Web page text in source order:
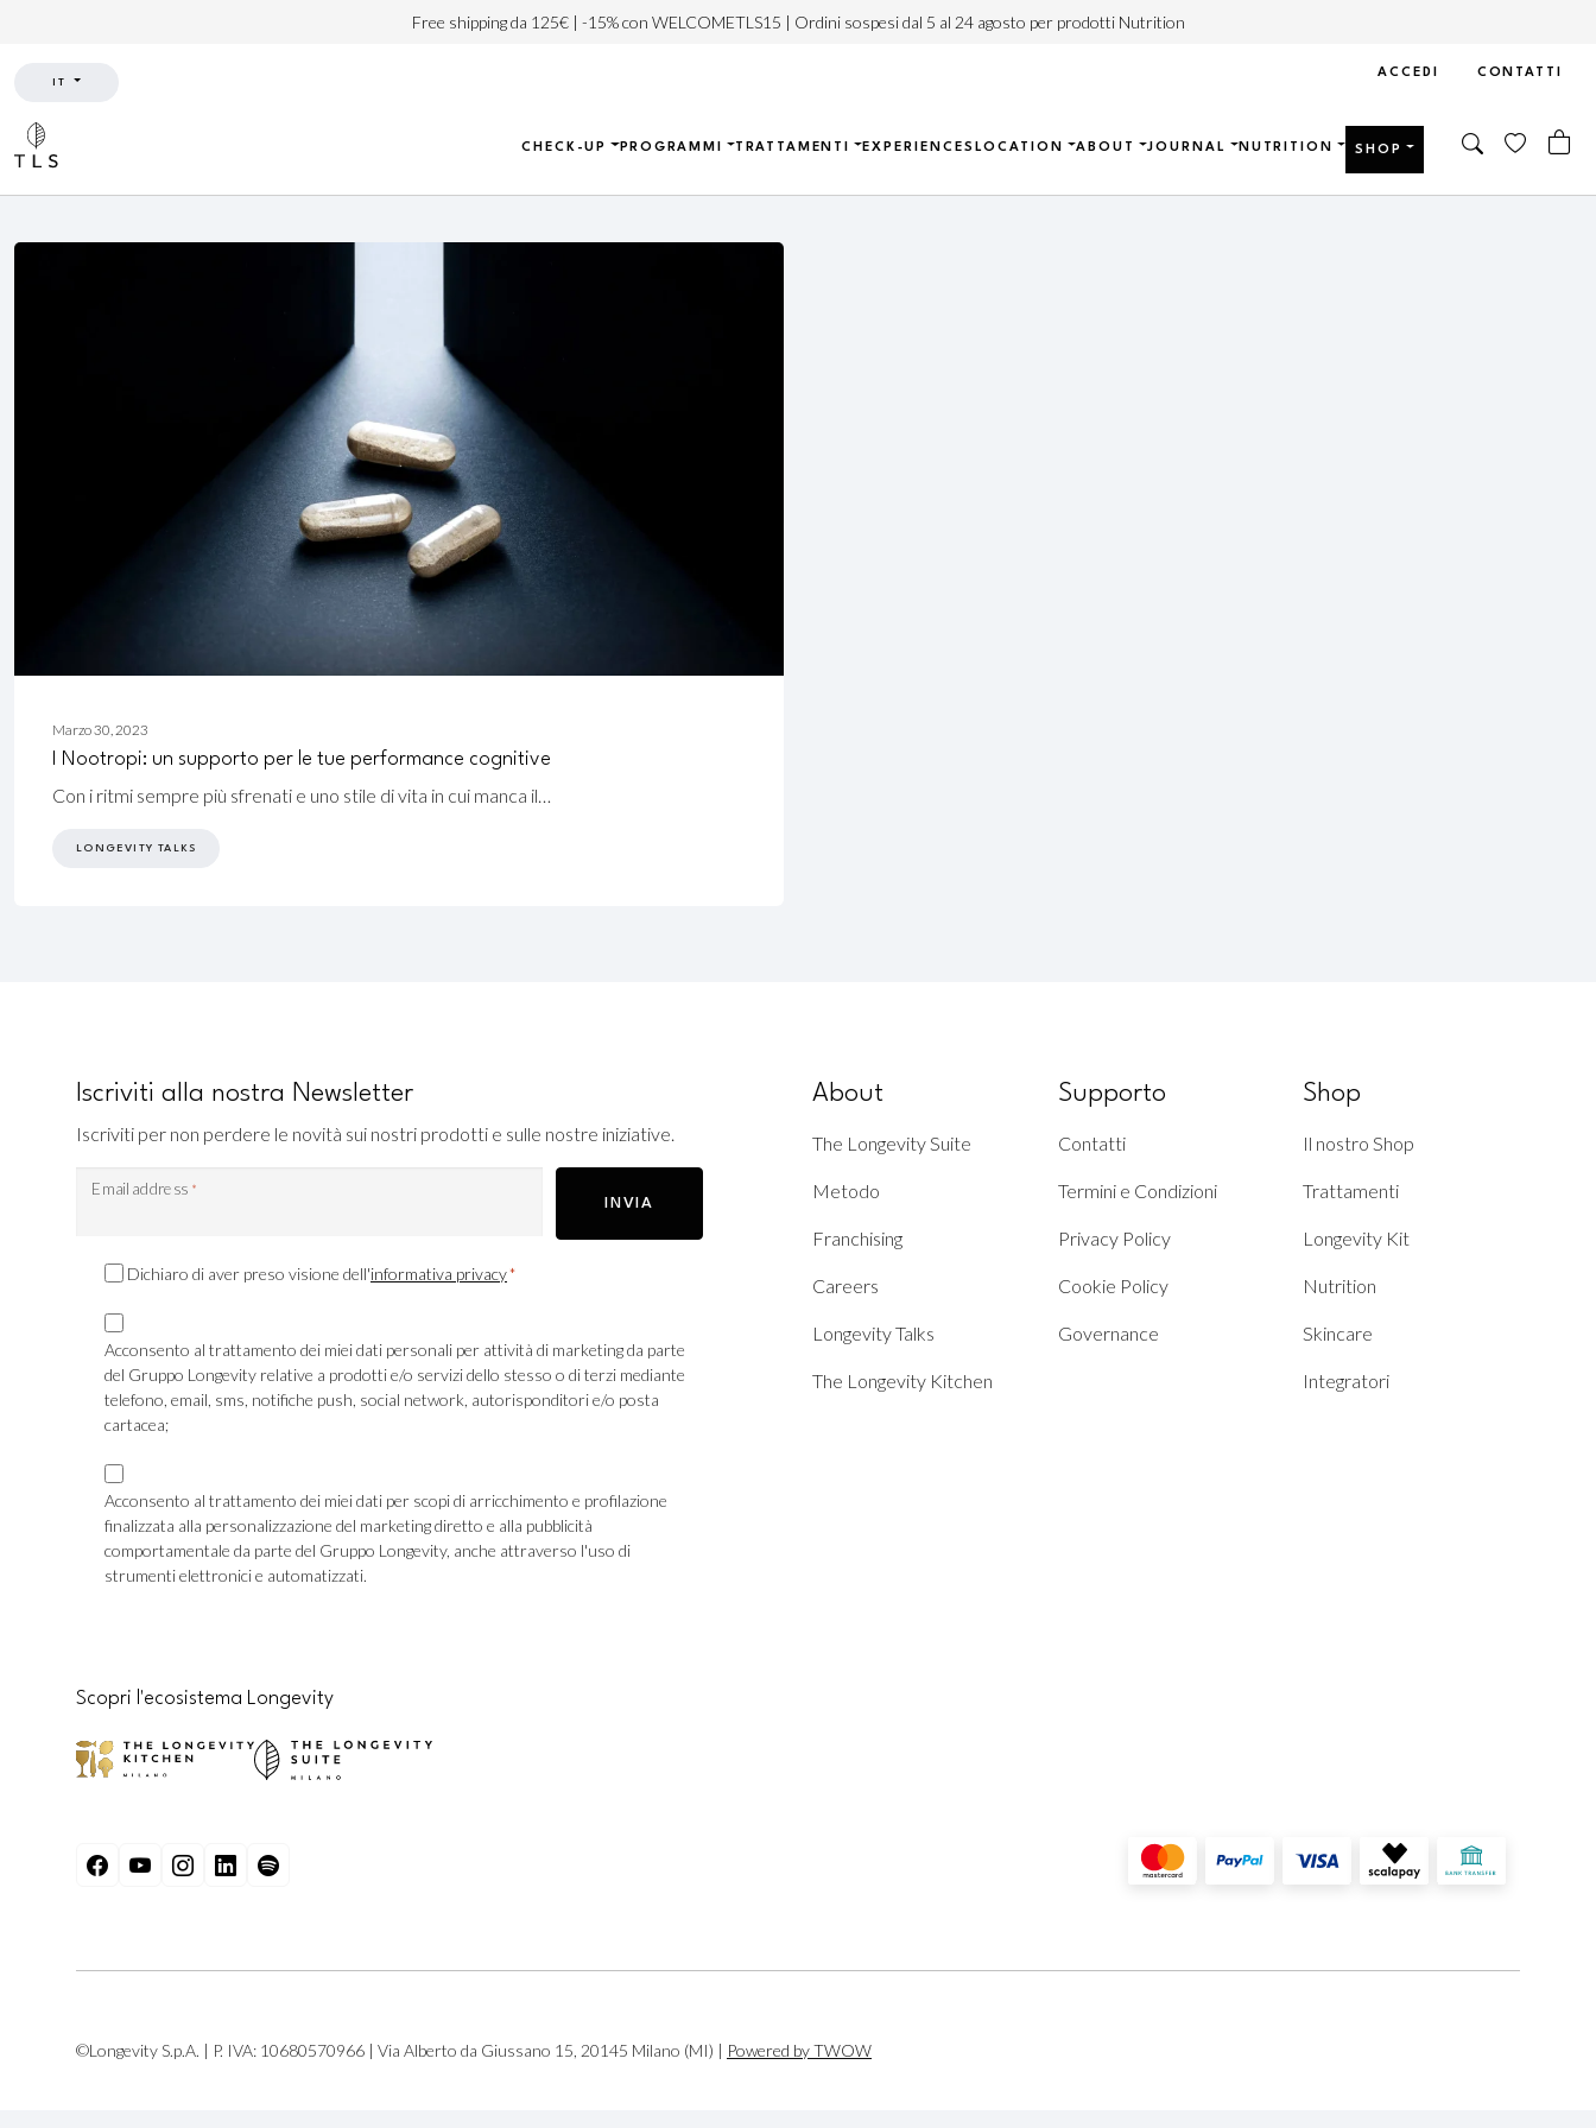
Free shipping da 125€ | -15% con WELCOMETLS15 | Ordini sospesi dal 5 al 24 agosto per prodotti Nutrition
IT
ACCEDI CONTATTI
CHECK-UP PROGRAMMI TRATTAMENTI EXPERIENCES LOCATION ABOUT JOURNAL NUTRITION SHOP
Marzo 30, 2023
2024
I Nootropi: un supporto per le tue performance cognitive
Con i ritmi sempre più sfrenati e uno stile di vita in cui manca il…
LONGEVITY TALKS
Iscriviti alla nostra Newsletter
Iscriviti per non perdere le novità sui nostri prodotti e sulle nostre iniziative.
Email address *
INVIA
ConsensoDichiaro di aver preso visione dell'informativa privacy*
Consenso
Marketing
TLS
Acconsento al trattamento dei miei dati personali per attività di marketing da parte
del Gruppo Longevity relative a prodotti e/o servizi dello stesso o di terzi mediante
telefono, email, sms, notifiche push, social network, autorisponditori e/o posta
cartacea;
Consenso
Marketing
Profilazione
Acconsento al trattamento dei miei dati per scopi di arricchimento e profilazione
finalizzata alla personalizzazione del marketing diretto e alla pubblicità
comportamentale da parte del Gruppo Longevity, anche attraverso l'uso di
strumenti elettronici e automatizzati.
About
The Longevity Suite
Metodo
Franchising
Careers
Longevity Talks
The Longevity Kitchen
Supporto
Contatti
Termini e Condizioni
Privacy Policy
Cookie Policy
Governance
Shop
Il nostro Shop
Trattamenti
Longevity Kit
Nutrition
Skincare
Integratori
Scopri l'ecosistema Longevity
©Longevity S.p.A. | P. IVA: 10680570966 | Via Alberto da Giussano 15, 20145 Milano (MI) | Powered by TWOW